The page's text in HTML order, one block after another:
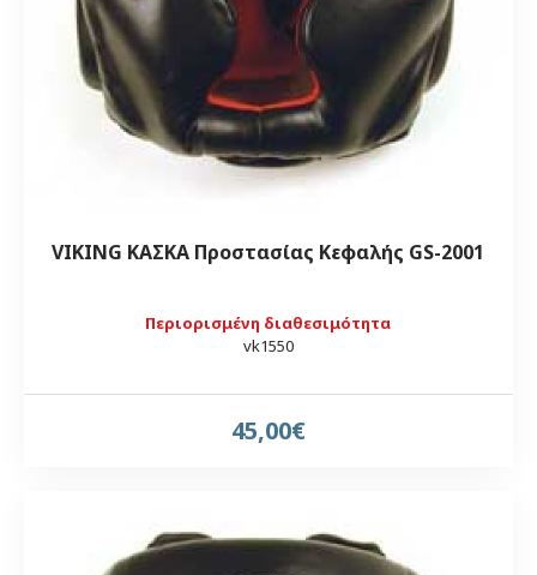
Περιορισμένη διαθεσιμότητα
vk1550
VIKING ΚΑΣΚΑ Προστασίας Κεφαλής GS-2001
45,00€